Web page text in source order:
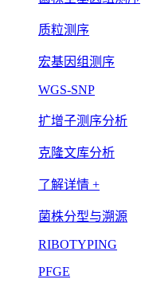
质粒测序
宏基因组测序
WGS-SNP
扩增子测序分析
克隆文库分析
了解详情 +
菌株分型与溯源
RIBOTYPING
PFGE